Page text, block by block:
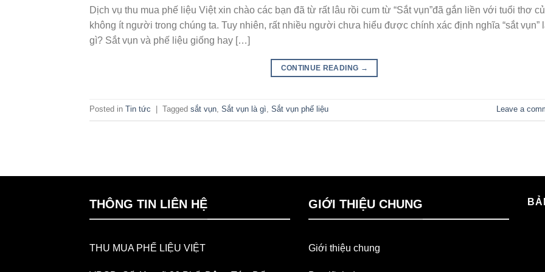
Dịch vụ thu mua phế liệu Việt xin chào các bạn đã từ rất lâu rồi cum từ “Sắt vụn”đã gắn liền với tuổi thơ
không ít người trong chúng ta. Tuy nhiên, rất nhiều người chưa hiểu được chính xác định nghĩa “sắt vụn”
gì? Sắt vụn và phế liệu giống hay […]
CONTINUE READING →
Posted in Tin tức Tagged sắt vụn, Sắt vụn là gì, Sắt vụn phế liệu Leave a
THÔNG TIN LIÊN HỆ
THU MUA PHẾ LIỆU VIỆT
GIỚI THIỆU CHUNG
Giới thiệu chung